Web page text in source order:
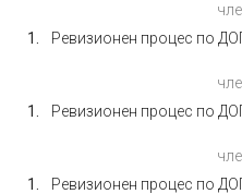
Ревизионен процес по
Ревизионен процес по
Ревизионен процес по